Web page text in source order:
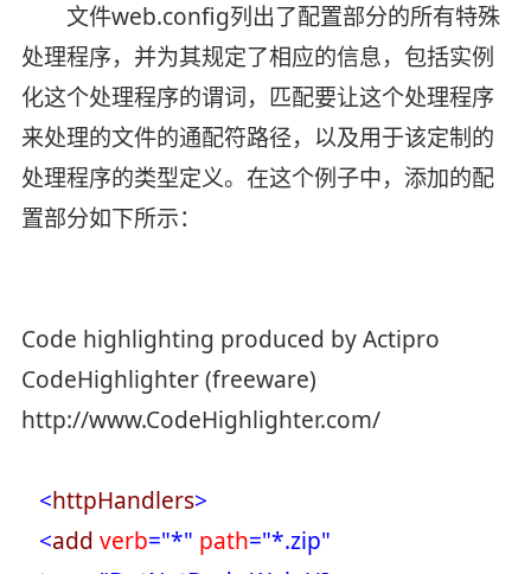
文件web.config列出了配置部分的所有特殊
处理程序，并为其规定了相应的信息，包括实例
化这个处理程序的谓词，匹配要让这个处理程序
来处理的文件的通配符路径，以及用于该定制的
处理程序的类型定义。在这个例子中，添加的配
置部分如下所示：
Code highlighting produced by Actipro
CodeHighlighter (freeware)
http://www.CodeHighlighter.com/
<httpHandlers>
<add verb="*" path="*.zip"